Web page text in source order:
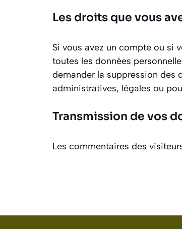
Les droits que vous
Si vous avez un compte ou si
toutes les données
demander la suppression des
administratives, légales ou
Transmission de vos
Les commentaires des